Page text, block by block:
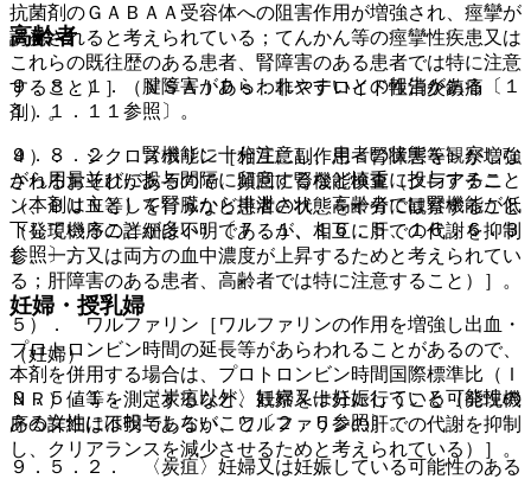
高齢者
９．８．１． 腱障害があらわれやすいとの報告がある〔１
１．１．１１参照〕。
９．８．２． 腎機能に十分注意し、患者の状態を観察しな
がら用量並びに投与間隔に留意するなど慎重に投与すること
（本剤は主として腎臓から排泄され、高齢者では腎機能が低
下していることが多い）〔７．１、１６．５、１６．６．３
参照〕。
妊婦・授乳婦
（妊婦）
９．５．１． 〈炭疽以外〉妊婦又は妊娠している可能性の
ある女性には投与しないこと〔２．５参照〕。
９．５．２． 〈炭疽〉妊婦又は妊娠している可能性のある
抗菌剤のＧＡＢＡＡ受容体への阻害作用が増強され、痙攣が
誘発されると考えられている；てんかん等の痙攣性疾患又は
これらの既往歴のある患者、腎障害のある患者では特に注意
すること）］（ＮＳＡＩＤｓ：非ステロイド性消炎鎮痛
剤）。
４）． シクロスポリン［相互に副作用＜腎障害等＞が増強
されるおそれがあるので、頻回に腎機能検査（クレアチニ
ン、ＢＵＮ等）を行うなど患者の状態を十分に観察すること
（発現機序の詳細は不明であるが、相互に肝での代謝を抑制
し、一方又は両方の血中濃度が上昇するためと考えられてい
る；肝障害のある患者、高齢者では特に注意すること）］。
５）． ワルファリン［ワルファリンの作用を増強し出血・
プロトロンビン時間の延長等があらわれることがあるので、
本剤を併用する場合は、プロトロンビン時間国際標準比（Ｉ
ＮＲ）値等を測定するなど、観察を十分に行うこと（発現機
序の詳細は不明であるが、ワルファリンの肝での代謝を抑制
し、クリアランスを減少させるためと考えられている）］。